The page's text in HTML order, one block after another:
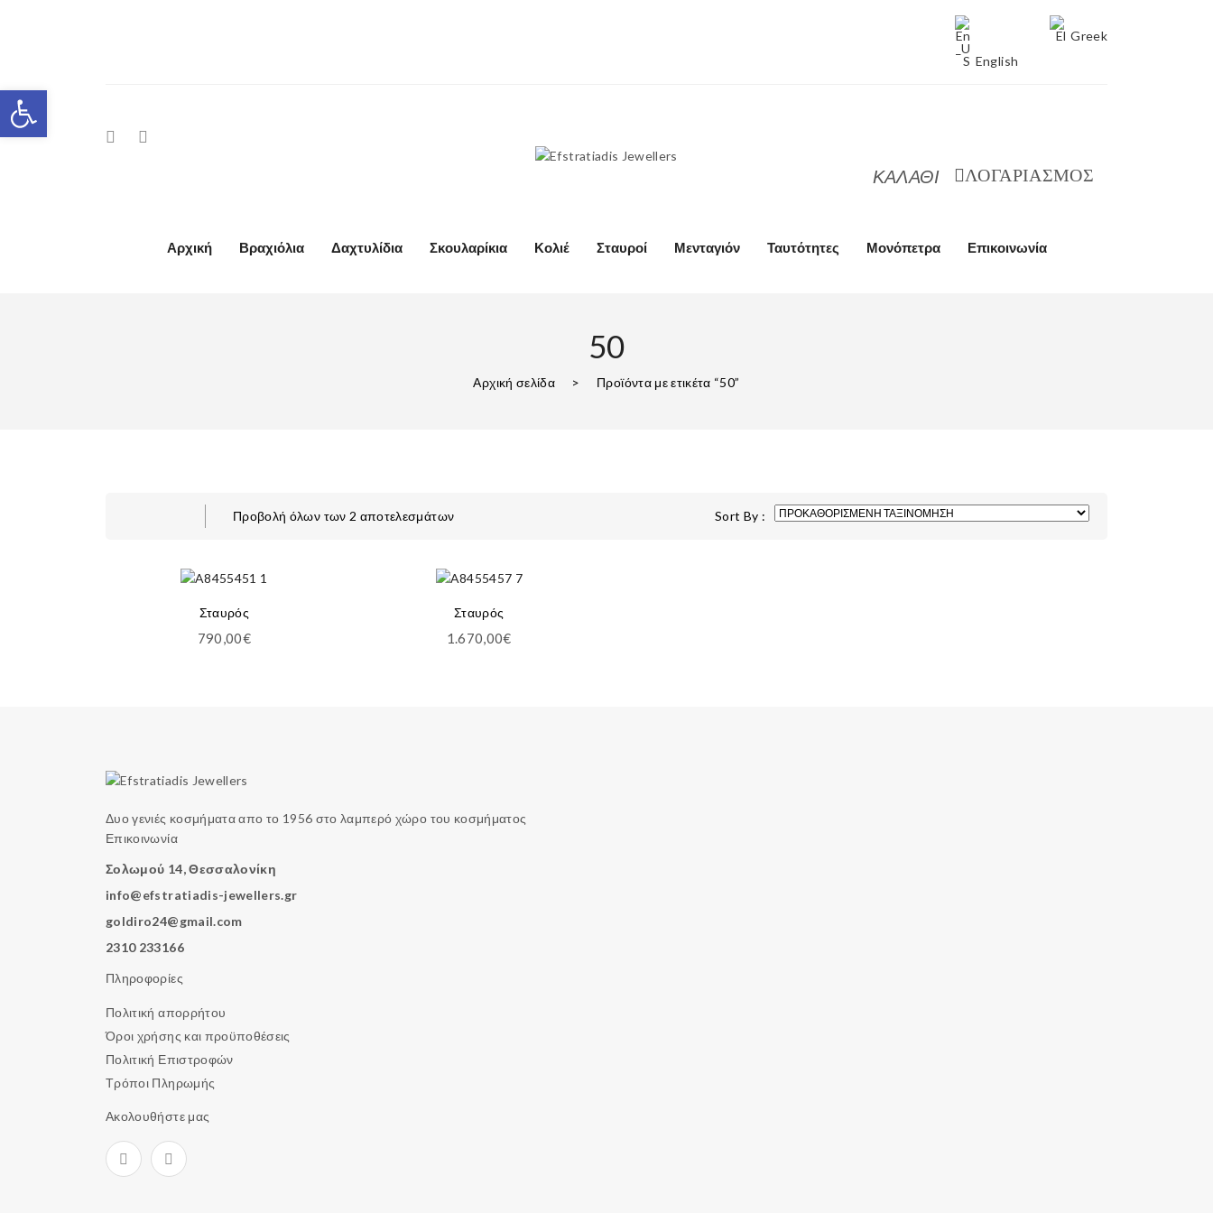
English
Greek
ΛΟΓΑΡΙΑΣΜΟΣ
ΚΑΛΑΘΙ
Αρχική Βραχιόλια Δαχτυλίδια Σκουλαρίκια Κολιέ Σταυροί Μενταγιόν Ταυτότητες Μονόπετρα Επικοινωνία
50
Αρχική σελίδα > Προϊόντα με ετικέτα “50”
Προβολή όλων των 2 αποτελεσμάτων Sort By :
Σταυρός
790,00€
Σταυρός
1.670,00€
Δυο γενιές κοσμήματα απο το 1956 στο λαμπερό χώρο του κοσμήματος
Επικοινωνία
Σολωμού 14, Θεσσαλονίκη
info@efstratiadis-jewellers.gr
goldiro24@gmail.com
2310 233166
Πληροφορίες
Πολιτική απορρήτου
Όροι χρήσης και προϋποθέσεις
Πολιτική Επιστροφών
Τρόποι Πληρωμής
Ακολουθήστε μας
Ανοίξτε τη γραμμή εργαλείων